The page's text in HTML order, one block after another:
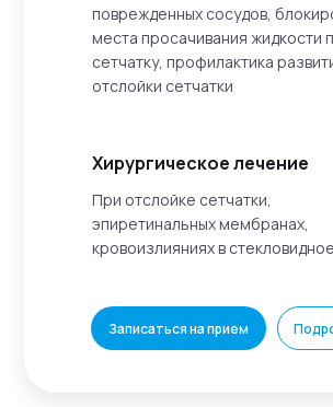
Записаться на прием
Хирургическое лечение
При отслойке сетчатки,
эпиретинальных мембранах,
кровоизлияниях в
поврежденных сосудов,
места просачивания жидкости
сетчатку, профилактика
отслойки сетчатки